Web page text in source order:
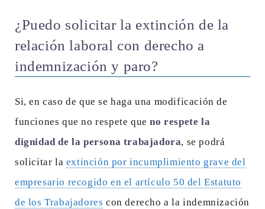
¿Puedo solicitar la extinción de la
relación laboral con derecho a
indemnización y paro?
Si, en caso de que se haga una modificación de
funciones que no respete queno respete la
dignidad de la persona trabajadora, se podrá
solicitar la extinción por incumplimiento grave del
empresario recogido en el artículo 50 del Estatuto
de los Trabajadores con derecho a la indemnización